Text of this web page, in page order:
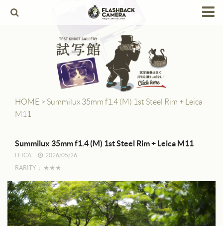
Leica Copies
Alpa
Berthiot
Contax
Dallmeyer
HOME > Summilux 35mm f1.4 (M) 1st Steel Rim + Leica
M11
Summilux 35mm f1.4 (M) 1st Steel Rim + Leica M11
LEICA
2026/05/26
RARITY：
★★★